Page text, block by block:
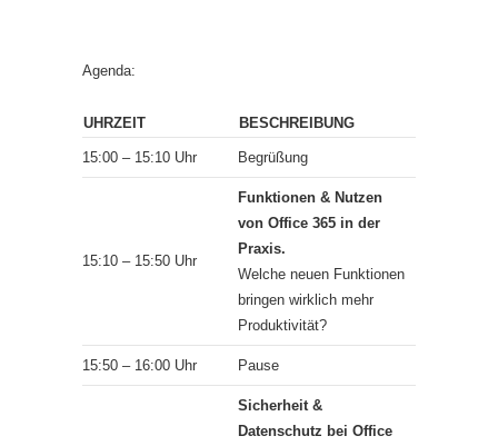
Agenda:
UHRZEIT BESCHREIBUNG
15:00 – 15:10 Uhr Begrüßung
15:10 – 15:50 Uhr
Funktionen & Nutzen
von Office 365 in der
Praxis.
Welche neuen Funktionen
bringen wirklich mehr
Produktivität?
15:50 – 16:00 Uhr Pause
Sicherheit &
Datenschutz bei Office